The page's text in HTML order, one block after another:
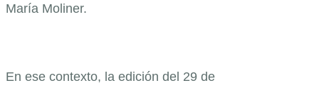
María Moliner.
En ese contexto, la edición del 29 de